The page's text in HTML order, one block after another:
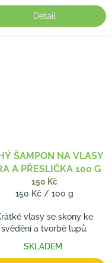
Detail
ŠAMPON NA VLASY
A PŘESLIČKA 100 G
150 Kč
Měrná
150 Kč / 100 g
vlasy se skony ke
svědění a tvorbě lupů.
SKLADEM